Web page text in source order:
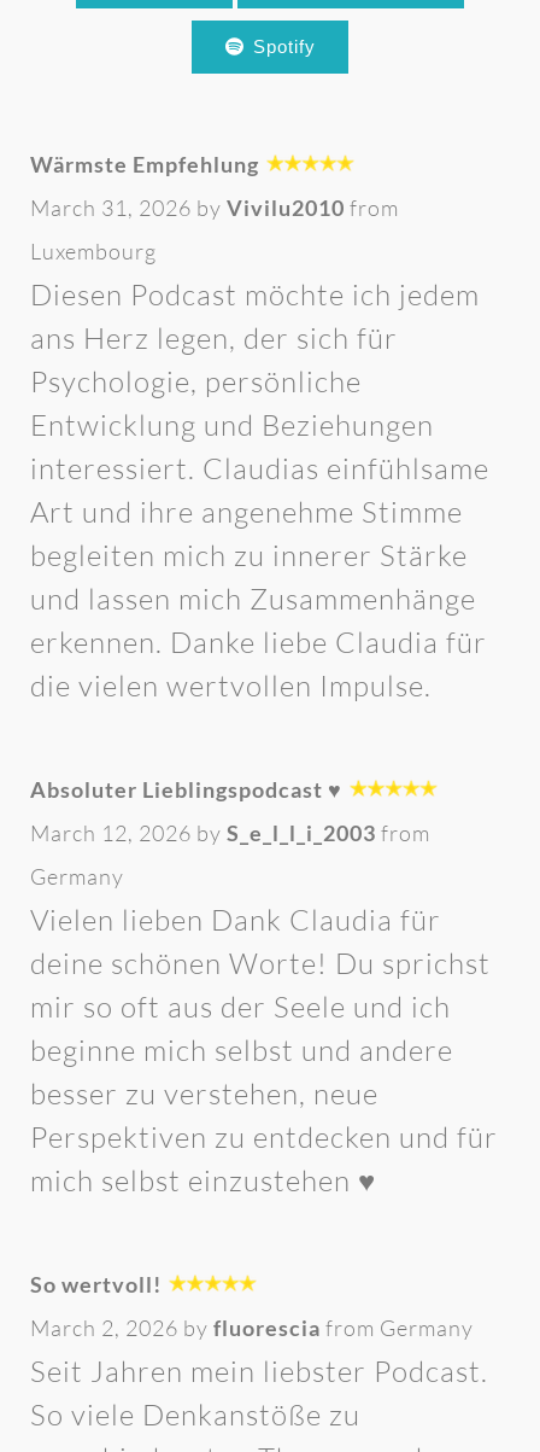
Spotify
Wärmste Empfehlung
March 31, 2026 by Vivilu2010 from
Luxembourg
Diesen Podcast möchte ich jedem
ans Herz legen, der sich für
Psychologie, persönliche
Entwicklung und Beziehungen
interessiert. Claudias einfühlsame
Art und ihre angenehme Stimme
begleiten mich zu innerer Stärke
und lassen mich Zusammenhänge
erkennen. Danke liebe Claudia für
die vielen wertvollen Impulse.
Absoluter Lieblingspodcast ♥️
March 12, 2026 by S_e_l_l_i_2003 from
Germany
Vielen lieben Dank Claudia für
deine schönen Worte! Du sprichst
mir so oft aus der Seele und ich
beginne mich selbst und andere
besser zu verstehen, neue
Perspektiven zu entdecken und für
mich selbst einzustehen ♥️
So wertvoll!
March 2, 2026 by fluorescia from Germany
Seit Jahren mein liebster Podcast.
So viele Denkanstöße zu